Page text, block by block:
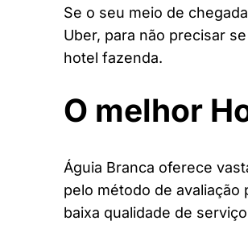
Se o seu meio de
Uber, para não precisar
hotel fazenda.
O melhor
Águia Branca oferece
pelo método de avaliação
baixa qualidade de